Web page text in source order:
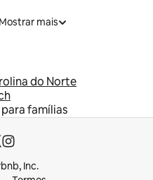
Mostrar mais
do Norte
famílias
Inc.